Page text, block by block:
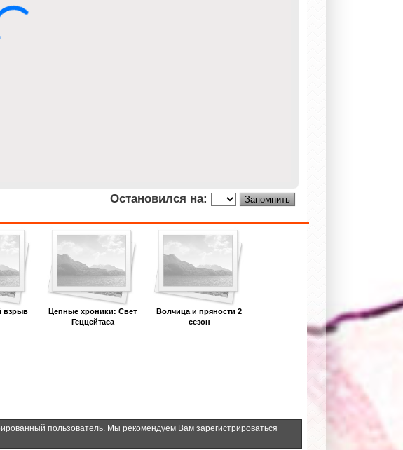
Остановился на:
взрыв
Цепные хроники: Свет
Геццейтаса
Волчица и пряности 2
сезон
пользователь. Мы рекомендуем Вам зарегистрироваться